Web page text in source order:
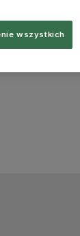
wszystkich